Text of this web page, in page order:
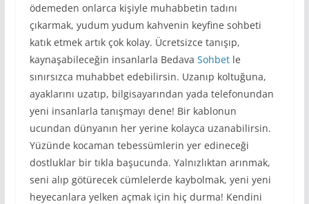
ödemeden onlarca kişiyle muhabbetin tadını
çıkarmak, yudum yudum kahvenin keyfine sohbeti
katık etmek artık çok kolay. Ücretsizce tanışıp,
kaynaşabileceğin insanlarla Bedava Sohbetle
sınırsızca muhabbet edebilirsin. Uzanıp koltuğuna,
ayaklarını uzatıp, bilgisayarından yada telefonundan
yeni insanlarla tanışmayı dene! Bir kablonun
ucundan dünyanın her yerine kolayca uzanabilirsin.
Yüzünde kocaman tebessümlerin yer edineceği
dostluklar bir tıkla başucunda. Yalnızlıktan arınmak,
seni alıp götürecek cümlelerde kaybolmak, yeni yeni
heyecanlara yelken açmak için hiç durma! Kendini